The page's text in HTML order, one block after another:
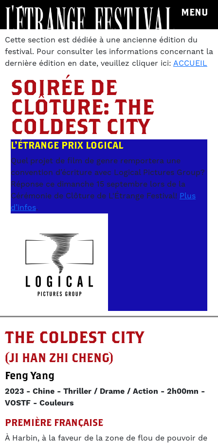
MENU
Cette section est dédiée à une ancienne édition du
festival. Pour consulter les informations concernant la
dernière édition en date, veuillez cliquer ici: ACCUEIL
SOIRÉE DE
CLÔTURE: THE
COLDEST CITY
L'ÉTRANGE PRIX LOGICAL
Quel projet de film de genre remportera une
convention d’écriture avec Logical Pictures Group?
Réponse ce dimanche 15 septembre lors de la
Cérémonie de Clôture de L'Étrange Festival! Plus
d’infos.
THE COLDEST CITY
(JI HAN ZHI CHENG)
Feng Yang
2023 Chine Thriller / Drame / Action
2h00mn
VOSTF
Couleurs
PREMIÈRE FRANÇAISE
À Harbin, à la faveur de la zone de flou de pouvoir de